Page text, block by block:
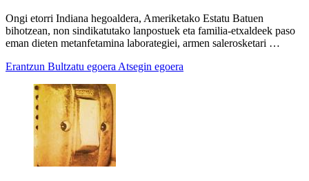
Ongi etorri Indiana hegoaldera, Ameriketako Estatu Batuen
bihotzean, non sindikatutako lanpostuek eta familia-etxaldeek paso
eman dieten metanfetamina laborategiei, armen salerosketari …
Erantzun Bultzatu egoera Atsegin egoera